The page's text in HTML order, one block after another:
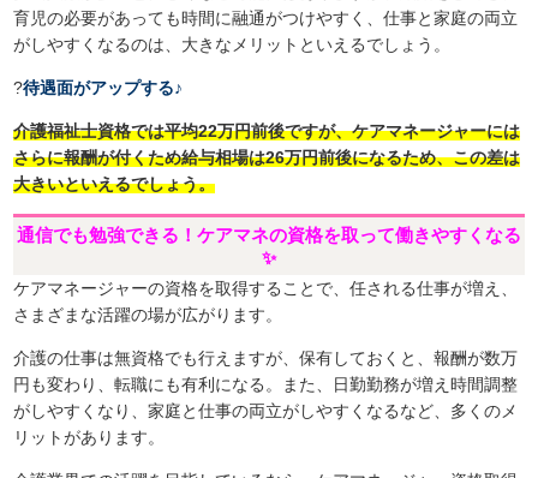
育児の必要があっても時間に融通がつけやすく、仕事と家庭の両立
がしやすくなるのは、大きなメリットといえるでしょう。
?待遇面がアップする♪
介護福祉士資格では平均22万円前後ですが、ケアマネージャーには
さらに報酬が付くため給与相場は26万円前後になるため、この差は
大きいといえるでしょう。
通信でも勉強できる！ケアマネの資格を取って働きやすくなる
✨
ケアマネージャーの資格を取得することで、任される仕事が増え、
さまざまな活躍の場が広がります。
介護の仕事は無資格でも行えますが、保有しておくと、報酬が数万
円も変わり、転職にも有利になる。また、日勤勤務が増え時間調整
がしやすくなり、家庭と仕事の両立がしやすくなるなど、多くのメ
リットがあります。